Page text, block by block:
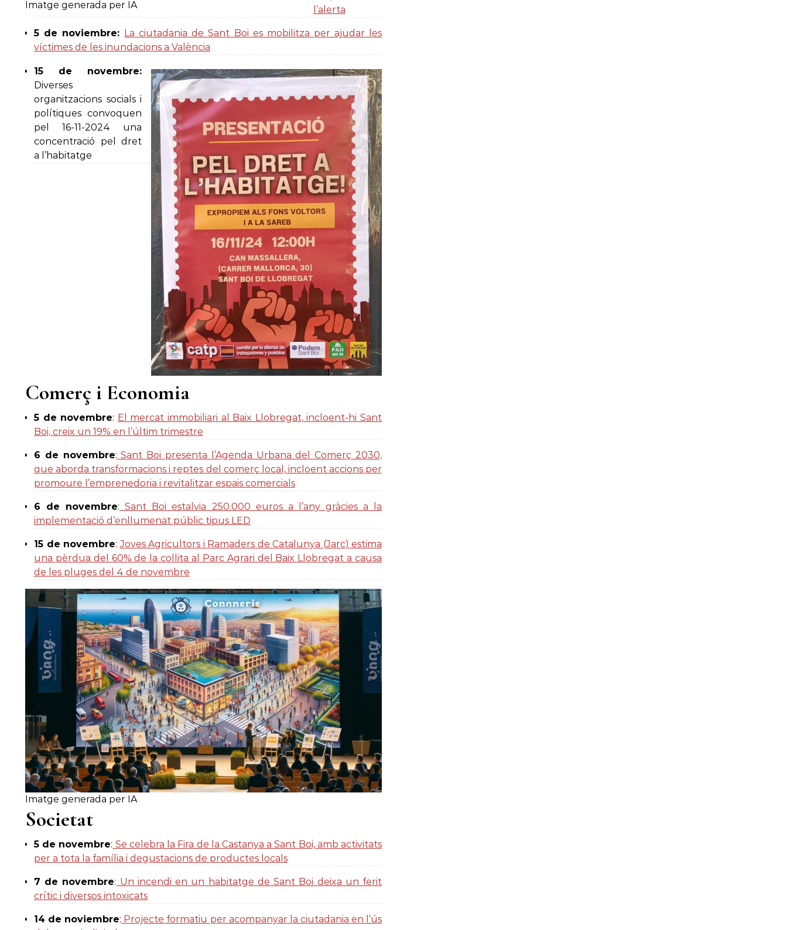
Imatge generada per IA
l’alerta
5 de noviembre: La ciutadania de Sant Boi es mobilitza per ajudar les
víctimes de les inundacions a València
15 de novembre:
Diverses
organitzacions socials i
polítiques convoquen
pel 16-11-2024 una
concentració pel dret
a l’habitatge
Comerç i Economia
5 de novembre: El mercat immobiliari al Baix Llobregat, incloent-hi Sant
Boi, creix un 19% en l’últim trimestre
6 de novembre: Sant Boi presenta l’Agenda Urbana del Comerç 2030,
que aborda transformacions i reptes del comerç local, incloent accions per
promoure l’emprenedoria i revitalitzar espais comercials
6 de novembre: Sant Boi estalvia 250.000 euros a l’any gràcies a la
implementació d’enllumenat públic tipus LED
15 de novembre:Joves Agricultors i Ramaders de Catalunya (Jarc) estima
una pèrdua del 60% de la collita al Parc Agrari del Baix Llobregat a causa
de les pluges del 4 de novembre
Imatge generada per IA
Societat
5 de novembre: Se celebra la Fira de la Castanya a Sant Boi, amb activitats
per a tota la família i degustacions de productes locals
7 de novembre: Un incendi en un habitatge de Sant Boi deixa un ferit
crític i diversos intoxicats
14 de noviembre: Projecte formatiu per acompanyar la ciutadania en l’ús